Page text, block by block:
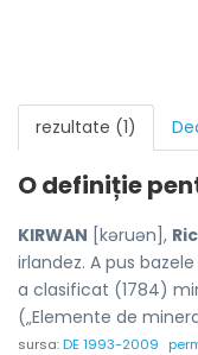
rezultate (1)
O definiție
KIRWAN [kəruən],
irlandez. A pus
a clasificat (1784)
(„Elemente de
sursa:DE 1993-2009